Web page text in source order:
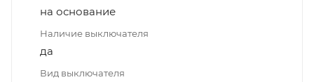
на основание
Наличие выключателя
да
Вид выключателя